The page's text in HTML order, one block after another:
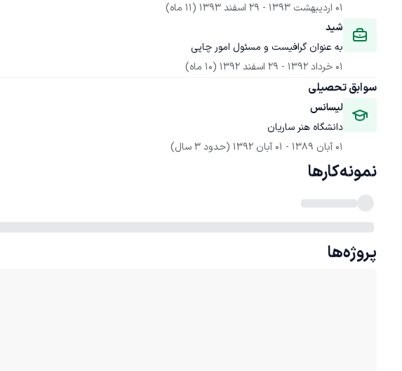
01 اردیبهشت 1393
- 29 اسفند 1393
(11 ماه)
شید
به عنوان گرافیست و مسئول امور چاپی
01 خرداد 1392
- 29 اسفند 1392 (10 ماه)
سوابق تحصیلی
لیسانس
دانشگاه هنر ساریان
01 آبان 1389
- 01 آبان 1392 (حدود 3 سال)
نمونه‌کارها
پروژه‌ها